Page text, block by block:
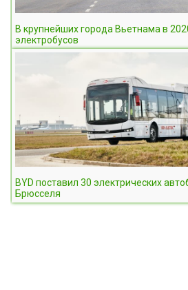
В крупнейших города Вьетнама в
электробусов
BYD поставил 30 электрических
Брюсселя